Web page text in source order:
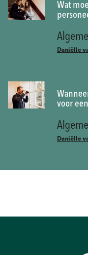
Wat
Daniëlle
voor
Daniëlle